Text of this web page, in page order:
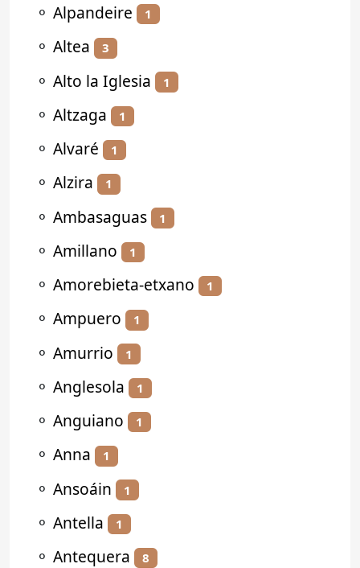
⚬ Alpandeire 1
⚬ Altea 3
⚬ Alto la Iglesia 1
⚬ Altzaga 1
⚬ Alvaré 1
⚬ Alzira 1
⚬ Ambasaguas 1
⚬ Amillano 1
⚬ Amorebieta-etxano 1
⚬ Ampuero 1
⚬ Amurrio 1
⚬ Anglesola 1
⚬ Anguiano 1
⚬ Anna 1
⚬ Ansoáin 1
⚬ Antella 1
⚬ Antequera 8